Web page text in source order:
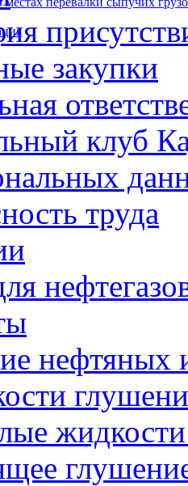
закупки
клуб
труда
нефтяных